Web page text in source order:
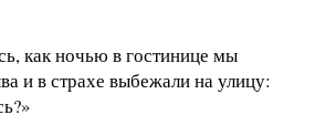
как ночью в гостинице мы
и в страхе выбежали на улицу: